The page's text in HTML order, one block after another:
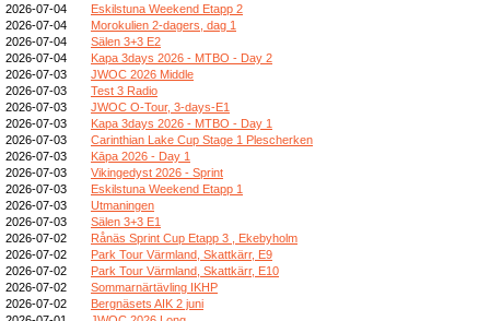
2026-07-04
Eskilstuna Weekend Etapp 2
2026-07-04
Morokulien 2-dagers, dag 1
2026-07-04
Sälen 3+3 E2
2026-07-04
Kapa 3days 2026 - MTBO - Day 2
2026-07-03
JWOC 2026 Middle
2026-07-03
Test 3 Radio
2026-07-03
JWOC O-Tour, 3-days-E1
2026-07-03
Kapa 3days 2026 - MTBO - Day 1
2026-07-03
Carinthian Lake Cup Stage 1 Plescherken
2026-07-03
Kāpa 2026 - Day 1
2026-07-03
Vikingedyst 2026 - Sprint
2026-07-03
Eskilstuna Weekend Etapp 1
2026-07-03
Utmaningen
2026-07-03
Sälen 3+3 E1
2026-07-02
Rånäs Sprint Cup Etapp 3 , Ekebyholm
2026-07-02
Park Tour Värmland, Skattkärr, E9
2026-07-02
Park Tour Värmland, Skattkärr, E10
2026-07-02
Sommarnärtävling IKHP
2026-07-02
Bergnäsets AIK 2 juni